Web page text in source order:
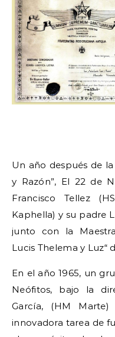
Un año después de
y Razón”, El 22 de
Francisco Tellez
Kaphella) y su padre
junto con la
Lucis Thelema y Luz“
En el año 1965, un
Neófitos, bajo la
García, (HM
innovadora tarea de